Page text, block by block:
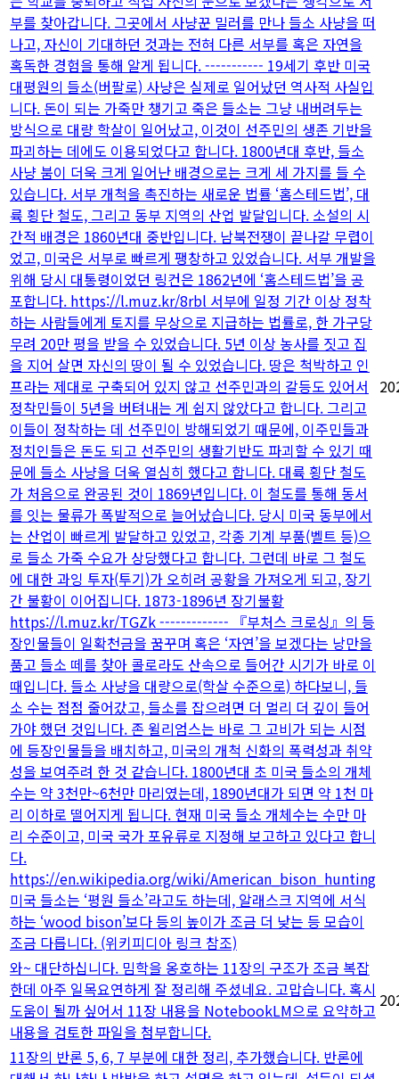
부를 찾아갑니다. 그곳에서 사냥꾼 밀러를 만나 들소 사냥을 떠
나고, 자신이 기대하던 것과는 전혀 다른 서부를 혹은 자연을
혹독한 경험을 통해 알게 됩니다. ----------- 19세기 후반 미국
대평원의 들소(버팔로) 사냥은 실제로 일어났던 역사적 사실입
니다. 돈이 되는 가죽만 챙기고 죽은 들소는 그냥 내버려두는
방식으로 대량 학살이 일어났고, 이것이 선주민의 생존 기반을
파괴하는 데에도 이용되었다고 합니다. 1800년대 후반, 들소
사냥 붐이 더욱 크게 일어난 배경으로는 크게 세 가지를 들 수
있습니다. 서부 개척을 촉진하는 새로운 법률 ‘홈스테드법’, 대
륙 횡단 철도, 그리고 동부 지역의 산업 발달입니다. 소설의 시
간적 배경은 1860년대 중반입니다. 남북전쟁이 끝나갈 무렵이
었고, 미국은 서부로 빠르게 팽창하고 있었습니다. 서부 개발을
위해 당시 대통령이었던 링컨은 1862년에 ‘홈스테드법’을 공
포합니다. https://l.muz.kr/8rbl 서부에 일정 기간 이상 정착
하는 사람들에게 토지를 무상으로 지급하는 법률로, 한 가구당
무려 20만 평을 받을 수 있었습니다. 5년 이상 농사를 짓고 집
을 지어 살면 자신의 땅이 될 수 있었습니다. 땅은 척박하고 인
프라는 제대로 구축되어 있지 않고 선주민과의 갈등도 있어서
정착민들이 5년을 버텨내는 게 쉽지 않았다고 합니다. 그리고
이들이 정착하는 데 선주민이 방해되었기 때문에, 이주민들과
정치인들은 돈도 되고 선주민의 생활기반도 파괴할 수 있기 때
문에 들소 사냥을 더욱 열심히 했다고 합니다. 대륙 횡단 철도
가 처음으로 완공된 것이 1869년입니다. 이 철도를 통해 동서
를 잇는 물류가 폭발적으로 늘어났습니다. 당시 미국 동부에서
는 산업이 빠르게 발달하고 있었고, 각종 기계 부품(벨트 등)으
로 들소 가죽 수요가 상당했다고 합니다. 그런데 바로 그 철도
에 대한 과잉 투자(투기)가 오히려 공황을 가져오게 되고, 장기
간 불황이 이어집니다. 1873-1896년 장기불황
https://l.muz.kr/TGZk ------------- 『부처스 크로싱』의 등
장인물들이 일확천금을 꿈꾸며 혹은 ‘자연’을 보겠다는 낭만을
품고 들소 떼를 찾아 콜로라도 산속으로 들어간 시기가 바로 이
때입니다. 들소 사냥을 대량으로(학살 수준으로) 하다보니, 들
소 수는 점점 줄어갔고, 들소를 잡으려면 더 멀리 더 깊이 들어
가야 했던 것입니다. 존 윌리엄스는 바로 그 고비가 되는 시점
에 등장인물들을 배치하고, 미국의 개척 신화의 폭력성과 취약
성을 보여주려 한 것 같습니다. 1800년대 초 미국 들소의 개체
수는 약 3천만~6천만 마리였는데, 1890년대가 되면 약 1천 마
리 이하로 떨어지게 됩니다. 현재 미국 들소 개체수는 수만 마
리 수준이고, 미국 국가 포유류로 지정해 보고하고 있다고 합니
다.
https://en.wikipedia.org/wiki/American_bison_hunting
미국 들소는 ‘평원 들소’라고도 하는데, 알래스크 지역에 서식
하는 ‘wood bison’보다 등의 높이가 조금 더 낮는 등 모습이
조금 다릅니다. (위키피디아 링크 참조)
와~ 대단하십니다. 밈학을 옹호하는 11장의 구조가 조금 복잡
한데 아주 일목요연하게 잘 정리해 주셨네요. 고맙습니다. 혹시
도움이 될까 싶어서 11장 내용을 NotebookLM으로 요약하고
내용을 검토한 파일을 첨부합니다.
11장의 반론 5, 6, 7 부분에 대한 정리, 추가했습니다. 반론에